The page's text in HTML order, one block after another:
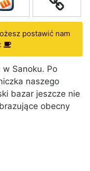
postawić nam
w Sanoku. Po
naszego
bazar jeszcze nie
obecny